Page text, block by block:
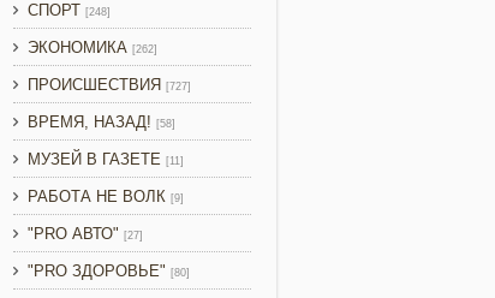
СПОРТ [248]
ЭКОНОМИКА [262]
ПРОИСШЕСТВИЯ [727]
ВРЕМЯ, НАЗАД! [58]
МУЗЕЙ В ГАЗЕТЕ [11]
РАБОТА НЕ ВОЛК [9]
"PRO АВТО" [27]
"PRO ЗДОРОВЬЕ" [80]